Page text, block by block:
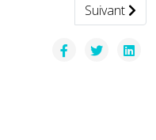
: la révolution
Article
Suivant